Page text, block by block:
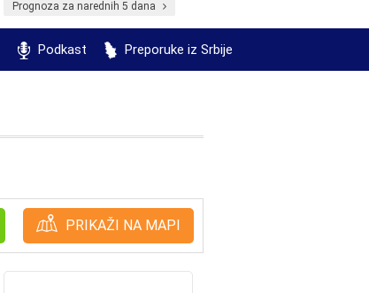
Prognoza za narednih 5 dana
Podkast Preporuke iz Srbije
PRIKAŽI NA MAPI